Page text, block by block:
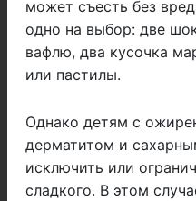
может съесть без
одно на выбор: две
вафлю, два кусочка
или пастилы.
Однако детям с
дерматитом и
исключить или
сладкого. В этом